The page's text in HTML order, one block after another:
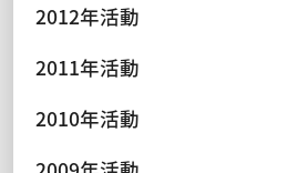
2012年活動
2011年活動
2010年活動